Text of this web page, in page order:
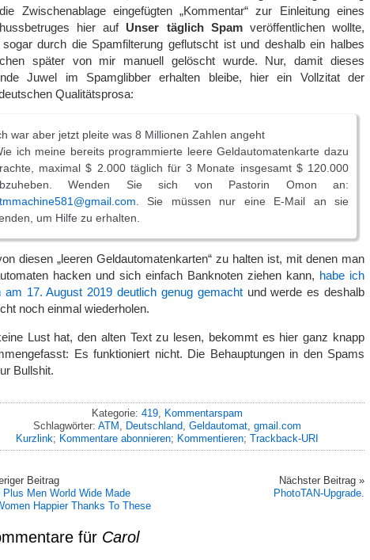
Zwischenablage eingefügten „Kommentar“ zur Einleitung eines
hier auf Unser täglich Spamveröffentlichen wollte,
durch die Spamfilterung geflutscht ist und deshalb ein halbes
später von mir manuell gelöscht wurde. Nur, damit dieses
Juwel im Spamglibber erhalten bleibe, hier ein Vollzitat der
Qualitätsprosa:
war aber jetzt pleite was 8 Millionen Zahlen angeht
ich meine bereits programmierte leere Geldautomatenkarte dazu
maximal $ 2.000 täglich für 3 Monate insgesamt $ 120.000
Wenden Sie sich von Pastorin Omon an:
. Sie müssen nur eine E-Mail an sie
um Hilfe zu erhalten.
diesen „leeren Geldautomatenkarten“ zu halten ist, mit denen man
hacken und sich einfach Banknoten ziehen kann, habe ich
am 17. August 2019 deutlich genug gemachtund werde es deshalb
noch einmal wiederholen.
Lust hat, den alten Text zu lesen, bekommt es hier ganz knapp
Es funktioniert nicht. Die Behauptungen in den Spams
Bullshit.
Kategorie: 419, Kommentarspam
Schlagwörter: ATM , Deutschland, Geldautomat, gmail.com
Kurzlink; Kommentare abonnieren; Kommentieren; Trackback-URI
Beitrag
Plus Men World Wide Made
Happier Thanks To These
Nächster Beitrag »
PhotoTAN-Upgrade.
für Carol